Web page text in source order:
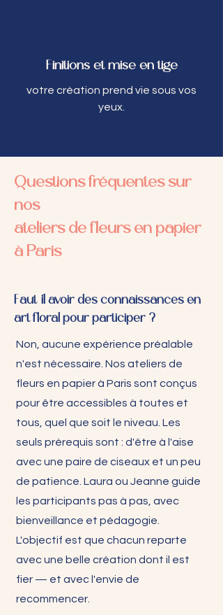
Finitions et mise en tige
votre création prend vie sous vos
yeux.
Questions fréquentes sur
nos
ateliers de fleurs en papier
à Paris
Faut-il avoir des connaissances en
art floral pour participer ?
Non, aucune expérience préalable
n'est nécessaire. Nos ateliers de
fleurs en papier à Paris sont conçus
pour être accessibles à toutes et
tous, quel que soit le niveau. Les
seuls prérequis sont : d'être à l'aise
avec une paire de ciseaux et un peu
de patience. Laura ou Jeanne guide
les participants pas à pas, avec
bienveillance et pédagogie.
L'objectif est que chacun reparte
avec une belle création dont il est
fier — et avec l'envie de
recommencer.